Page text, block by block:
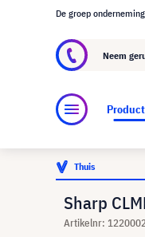
Over
De groep
Neem
Thuis
Sharp
Artikelnr: